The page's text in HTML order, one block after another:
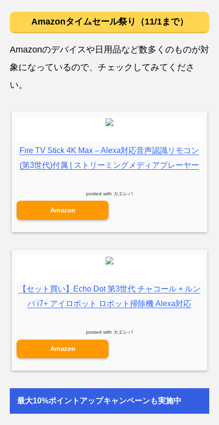
Amazonタイムセール祭り（11/1まで）
Amazonのデバイスや日用品など数多くのものが対
象になっているので、チェックしてみてくださ
い。
Fire TV Stick 4K Max – Alexa対応音声認識リモコン
(第3世代)付属 | ストリーミングメディアプレーヤー
posted with カエレバ
Amazon
【セット買い】Echo Dot 第3世代 チャコール + ルン
バ i7+ アイロボット ロボット掃除機 Alexa対応
posted with カエレバ
Amazon
最大10%ポイントアップキャンペーンも実施中